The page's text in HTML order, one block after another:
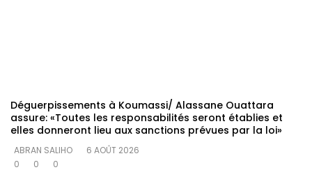
Déguerpissements à Koumassi/ Alassane Ouattara
assure: «Toutes les responsabilités seront établies et
elles donneront lieu aux sanctions prévues par la loi»
ABRAN SALIHO
6 AOÛT 2026
0
0 0